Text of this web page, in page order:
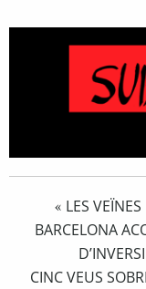
« LES
BARCELONA
CINC VEUS